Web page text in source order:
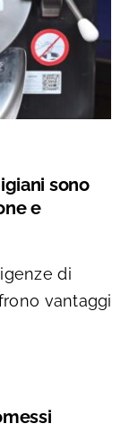
sono
e
di
vantaggi